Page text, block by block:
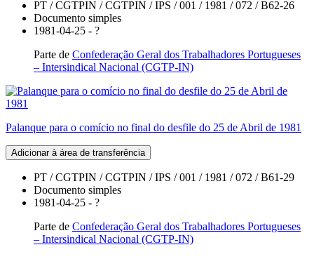
PT / CGTPIN / CGTPIN / IPS / 001 / 1981 / 072 / B62-26
Documento simples
1981-04-25 - ?
Parte de Confederação Geral dos Trabalhadores Portugueses
– Intersindical Nacional (CGTP-IN)
Palanque para o comício no final do desfile do 25 de Abril de 1981
Adicionar à área de transferência
PT / CGTPIN / CGTPIN / IPS / 001 / 1981 / 072 / B61-29
Documento simples
1981-04-25 - ?
Parte de Confederação Geral dos Trabalhadores Portugueses
– Intersindical Nacional (CGTP-IN)